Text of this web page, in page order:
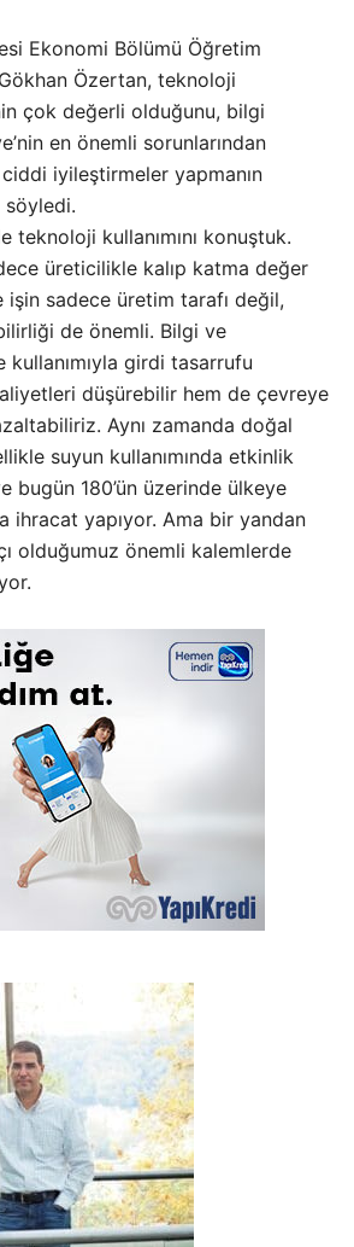
Ekonomi Bölümü Öğretim
Özertan, teknoloji
çok değerli olduğunu, bilgi
en önemli sorunlarından
iyileştirmeler yapmanın
söyledi.
teknoloji kullanımını konuştuk.
üreticilikle kalıp katma değer
işin sadece üretim tarafı değil,
de önemli. Bilgi ve
girdi tasarrufu
düşürebilir hem de çevreye
Aynı zamanda doğal
suyun kullanımında etkinlik
bugün 180’ün üzerinde ülkeye
ihracat yapıyor. Ama bir yandan
olduğumuz önemli kalemlerde